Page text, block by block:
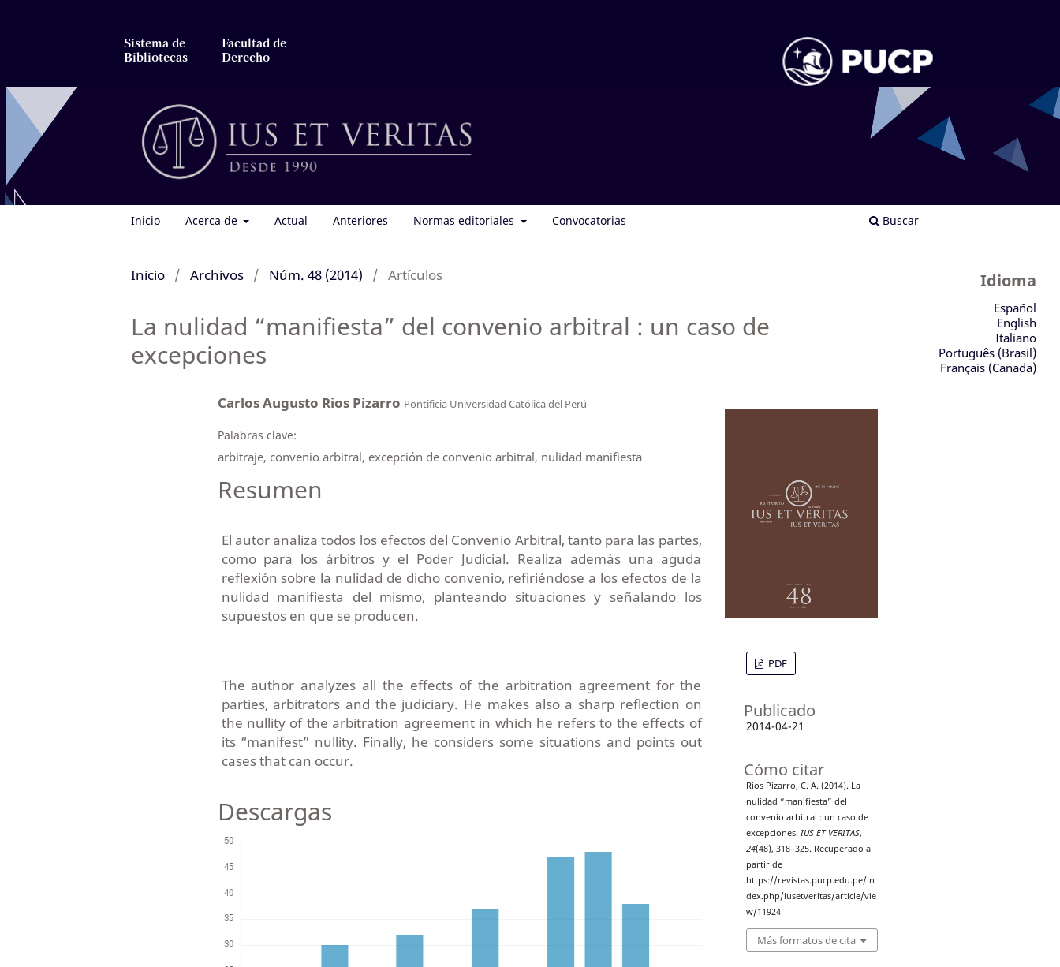
Sistema de
Bibliotecas
Facultad de
Derecho
Inicio Acerca de Actual Anteriores Normas editoriales Convocatorias Buscar
Inicio / Archivos / Núm. 48 (2014) / Artículos
La nulidad “manifiesta” del convenio arbitral : un caso de
excepciones
Carlos Augusto Rios Pizarro Pontificia Universidad Católica del Perú
Palabras clave:
arbitraje, convenio arbitral, excepción de convenio arbitral, nulidad manifiesta
Resumen
El autor analiza todos los efectos del Convenio Arbitral, tanto para las partes,
como para los árbitros y el Poder Judicial. Realiza además una aguda
reflexión sobre la nulidad de dicho convenio, refiriéndose a los efectos de la
nulidad manifiesta del mismo, planteando situaciones y señalando los
supuestos en que se producen.
The author analyzes all the effects of the arbitration agreement for the
parties, arbitrators and the judiciary. He makes also a sharp reflection on
the nullity of the arbitration agreement in which he refers to the effects of
its “manifest” nullity. Finally, he considers some situations and points out
cases that can occur.
Descargas
PDF
Publicado
2014-04-21
Cómo citar
Rios Pizarro, C. A. (2014). La
nulidad “manifiesta” del
convenio arbitral : un caso de
excepciones. IUS ET VERITAS,
24(48), 318–325. Recuperado a
partir de
https://revistas.pucp.edu.pe/in
dex.php/iusetveritas/article/vie
w/11924
Más formatos de cita
Idioma
Español
English
Italiano
Português (Brasil)
Français (Canada)